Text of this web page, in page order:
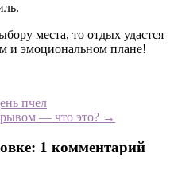
места, то отдых удастся
и эмоциональном плане!
пчел
— что это? →
: 1 комментарий